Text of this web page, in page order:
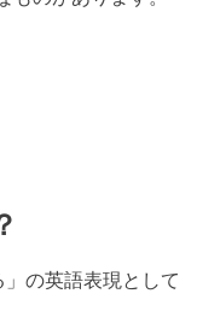
」の英語表現として